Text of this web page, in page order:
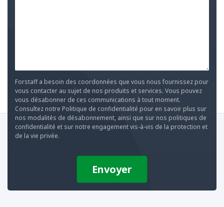
Forstaff a besoin des coordonnées que vous nous fournissez pour
vous contacter au sujet de nos produits et services. Vous pouvez
vous désabonner de ces communications à tout moment.
Consultez notre Politique de confidentialité pour en savoir plus sur
nos modalités de désabonnement, ainsi que sur nos politiques de
confidentialité et sur notre engagement vis-à-vis de la protection et
de la vie privée.